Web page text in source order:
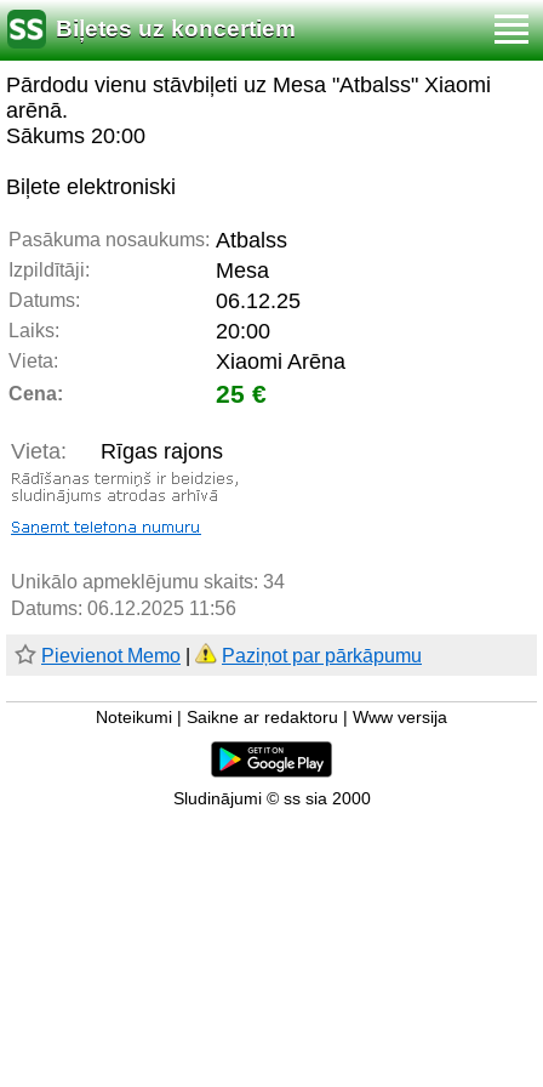
Biļetes uz koncertiem
Pārdodu vienu stāvbiļeti uz Mesa "Atbalss" Xiaomi
arēnā.
Sākums 20:00
Biļete elektroniski
Pasākuma nosaukums: Atbalss
Izpildītāji: Mesa
Datums: 06.12.25
Laiks: 20:00
Vieta: Xiaomi Arēna
Cena: 25 €
Vieta: Rīgas rajons
Unikālo apmeklējumu skaits: 34
Datums: 06.12.2025 11:56
Pievienot Memo Paziņot par pārkāpumu
Noteikumi Saikne ar redaktoru Www versija
Sludinājumi © ss sia 2000